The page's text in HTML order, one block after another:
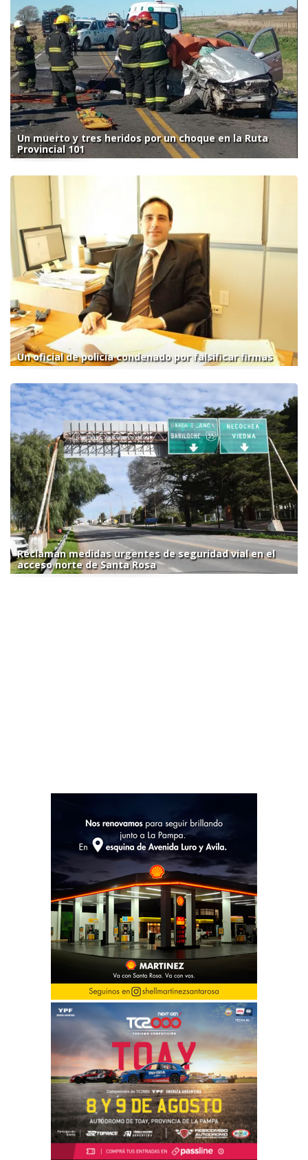
Un muerto y tres heridos por un choque en la Ruta
Provincial 101
Un oficial de policía condenado por falsificar firmas
Reclaman medidas urgentes de seguridad vial en el
acceso norte de Santa Rosa